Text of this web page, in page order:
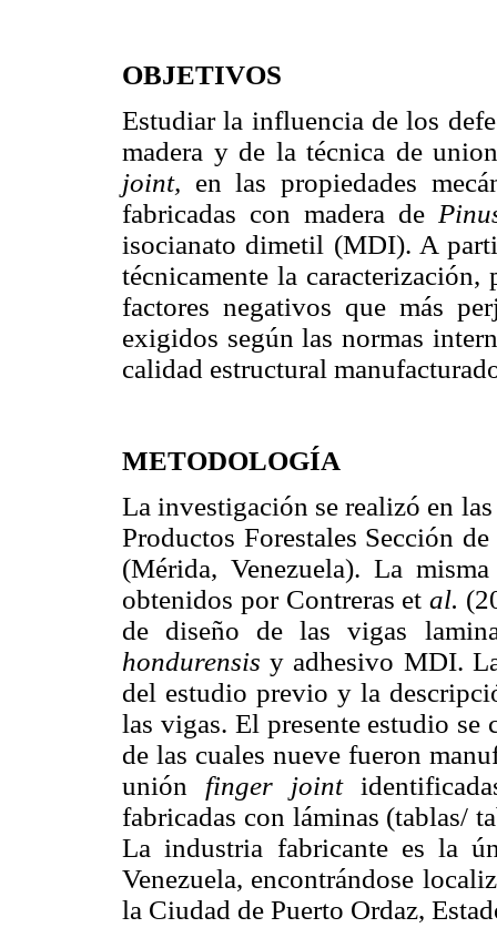
OBJETIVOS
Estudiar la influencia de los
madera y de la técnica de
joint, en las propiedades
fabricadas con madera de
isocianato dimetil (MDI). A
técnicamente la
factores negativos que más
exigidos según las normas
calidad estructural
METODOLOGÍA
La investigación se realizó en
Productos Forestales Sección
(Mérida, Venezuela). La
obtenidos por Contreras etal.
de diseño de las vigas
hondurensisy adhesivo MDI.
del estudio previo y la
las vigas. El presente estudio
de las cuales nueve fueron
unión finger joint
fabricadas con láminas (tablas/
La industria fabricante es la
Venezuela, encontrándose
la Ciudad de Puerto Ordaz,